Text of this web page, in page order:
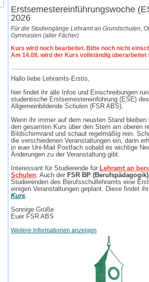
Erstsemestereinführungswoche
2026
Für die Studiengänge Lehramt an Grundschulen,
Gymnasien (aller Fächer)
Kurs wird noch bearbeitet. Bitte noch nicht
Am 14.08. wird der Kurs vollständig überarbeitet
Hallo liebe Lehramts-Erstis,
hier findet ihr alle Infos und Einschreibungen
studentische Erstsemestereinführung (ESE)
Allgemeinbildende Schulen (FSR ABS).
Wenn ihr immer auf dem neusten Stand bleiben
den gesamten Kurs über den Stern am oberen
Bildschirmrand und schaut regelmäßig rein.
die verschiedenen Veranstaltungen ein, dann
in euer Uni-Mail Postfach sobald es wichtige
Änderungen zu der Veranstaltung gibt.
Interessant für Studierende fürLehramt an
Schulen: Auch derFSR BP (Berufspädagogik)
Studierenden des Berufsschullehramts eine
einigen Veranstaltungen geplant. Diese findet
Kurs
Sonnige Grüße
Euer FSR ABS
Weitere Informationen anzeigen